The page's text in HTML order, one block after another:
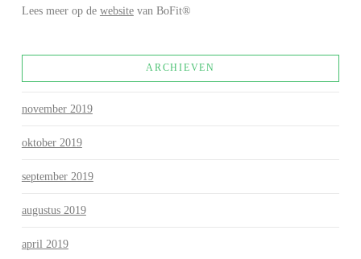
Lees meer op de websitevan BoFit®
ARCHIEVEN
november 2019
oktober 2019
september 2019
augustus 2019
april 2019